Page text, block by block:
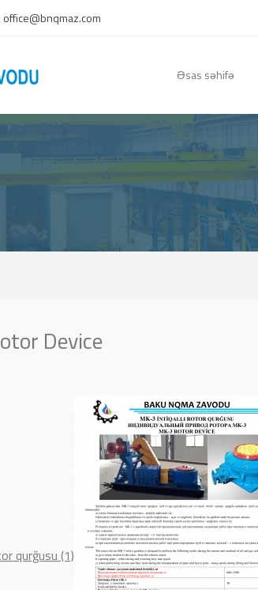
office@bnqmaz.com
Əsas səhifə
Device
qurğusu (1)